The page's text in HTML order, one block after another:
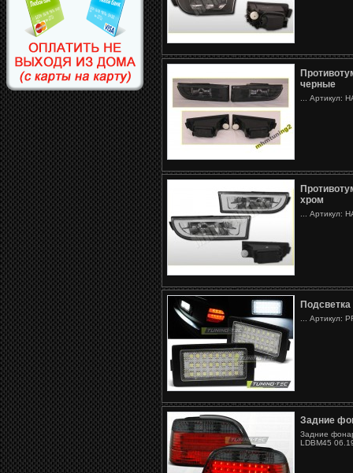
черные
... Артикул:
хром
... Артикул:
... Артикул:
Задние
Задние
LDBM45